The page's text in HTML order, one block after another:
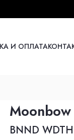
И ОПЛАТА
Moonbow
BNND WDTH